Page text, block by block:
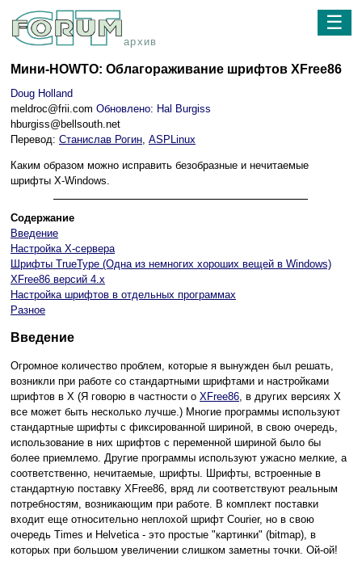
архив
☰
Мини-HOWTO: Облагораживание шрифтов XFree86
Doug Holland
meldroc@frii.com Обновлено: Hal Burgiss
hburgiss@bellsouth.net
Перевод: Станислав Рогин, ASPLinux
Каким образом можно исправить безобразные и нечитаемые
шрифты X-Windows.
Содержание
Введение
Настройка X-сервера
Шрифты TrueType (Одна из немногих хороших вещей в Windows)
XFree86 версий 4.x
Настройка шрифтов в отдельных программах
Разное
Введение
Огромное количество проблем, которые я вынужден был решать,
возникли при работе со стандартными шрифтами и настройками
шрифтов в X (Я говорю в частности о XFree86, в других версиях Х
все может быть несколько лучше.) Многие программы используют
стандартные шрифты с фиксированной шириной, в свою очередь,
использование в них шрифтов с переменной шириной было бы
более приемлемо. Другие программы используют ужасно мелкие, а
соответственно, нечитаемые, шрифты. Шрифты, встроенные в
стандартную поставку XFree86, вряд ли соответствуют реальным
потребностям, возникающим при работе. В комплект поставки
входит еще относительно неплохой шрифт Courier, но в свою
очередь Times и Helvetica - это простые "картинки" (bitmap), в
которых при большом увеличении слишком заметны точки. Ой-ой!